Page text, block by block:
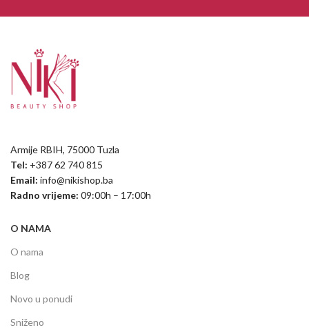
Armije RBIH, 75000 Tuzla
Tel: +387 62 740 815
Email: info@nikishop.ba
Radno vrijeme: 09:00h – 17:00h
O NAMA
O nama
Blog
Novo u ponudi
Sniženo